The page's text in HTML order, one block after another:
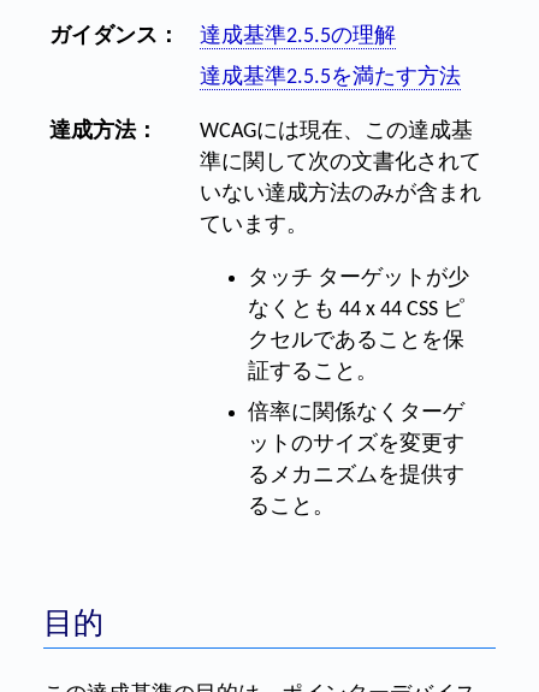
ガイダンス：
達成基準2.5.5の理解
達成基準2.5.5を満たす方法
達成方法：
WCAGには現在、この達成基
準に関して次の文書化されて
いない達成方法のみが含まれ
ています。
タッチ ターゲットが少
なくとも 44 x 44 CSS ピ
クセルであることを保
証すること。
倍率に関係なくターゲ
ットのサイズを変更す
るメカニズムを提供す
ること。
目的